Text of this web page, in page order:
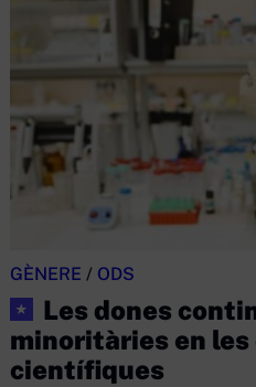
GÈNERE / ODS
★
Les dones
minoritàries en les
científiques